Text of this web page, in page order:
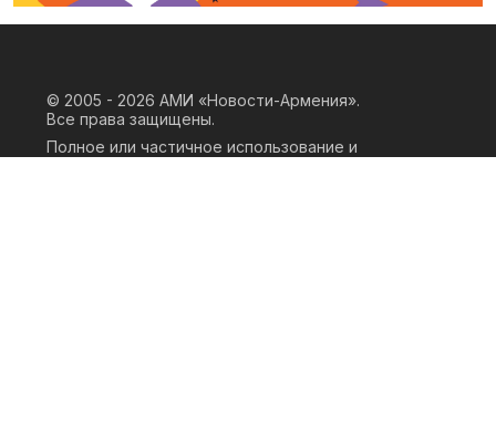
© 2005 - 2026 АМИ «Новости-Армения».
Все права защищены.
Полное или частичное использование и